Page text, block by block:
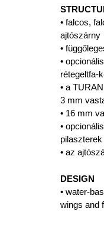
• falcos,
ajtószárny
•
•
rétegeltfa-
• a
3 mm
• 16 mm
•
• az
DESIGN
• water-
wings and